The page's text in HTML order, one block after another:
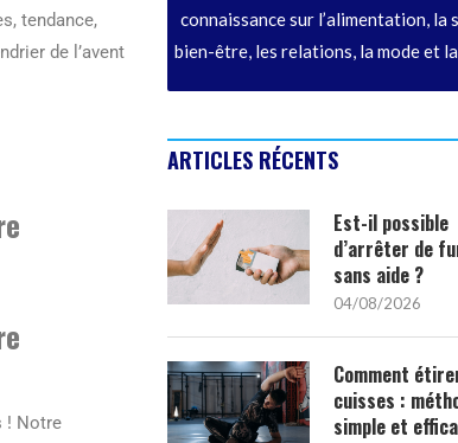
tendance,
de l’avent
! Notre
connaissance sur l’alimentation, la
bien-être, les relations, la mode et
ARTICLES RÉCENTS
Est-il possible
d’arrêter de
sans aide ?
04/08/2026
Comment
cuisses :
simple et